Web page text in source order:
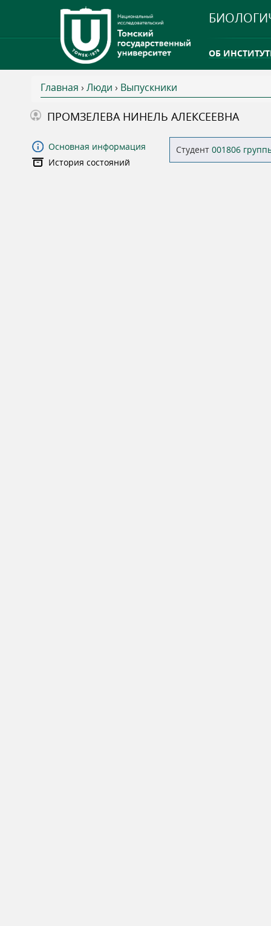
ОБ
ТГУ ОТКРЫЛ
В
ы
з
Главная › Люди › Выпускники
ПРОМЗЕЛЕВА НИНЕЛЬ АЛЕКСЕЕВНА
Основная информация
История состояний
Студент 001806